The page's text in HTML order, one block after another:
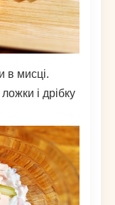
в мисці.
і дрібку